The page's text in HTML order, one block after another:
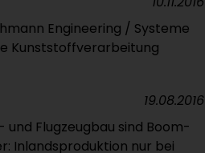
Engineering / Systeme
Kunststoffverarbeitung
Flugzeugbau sind Boom-
Inlandsproduktion nur bei
19.08.2016